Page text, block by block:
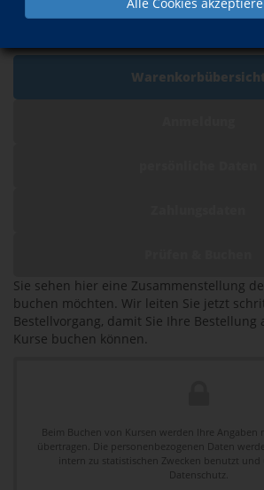
Ihre Kursliste
Sie sehen hier eine Zusammenstellung
buchen möchten. Wir leiten Sie jetzt
Bestellvorgang, damit Sie Ihre
Kurse buchen können.
Beim Buchen von Kursen werden Ihre Angaben
übertragen. Die personenbezogenen Daten
intern zu statistischen Zwecken benutzt und
Datenschutz.